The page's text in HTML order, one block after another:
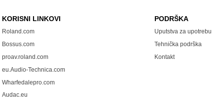
KORISNI LINKOVI
Roland.com
Bossus.com
proav.roland.com
eu.Audio-Technica.com
Wharfedalepro.com
Audac.eu
PODRŠKA
Uputstva za upotrebu
Tehnička podrška
Kontakt